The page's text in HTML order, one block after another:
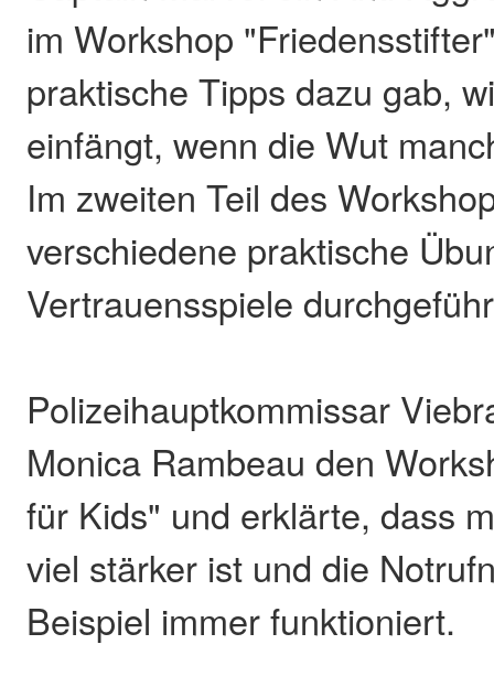
im Workshop
praktische Tipps dazu gab,
einfängt, wenn die Wut
Im zweiten Teil des
verschiedene praktische
Vertrauensspiele
Polizeihauptkommissar
Monica Rambeau den
für Kids" und erklärte, dass
viel stärker ist und die
Beispiel immer funktioniert.